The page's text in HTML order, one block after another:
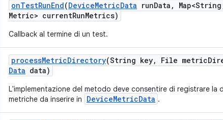
onTestRunEnd(DeviceMetricData runData , Map<String
Metric> currentRunMetrics)
Callback al termine di un test.
processMetricDirectory(String key, File metric
Data data)
L'implementazione del metodo deve consentire di registrare la
metriche da inserire in
DeviceMetricData .